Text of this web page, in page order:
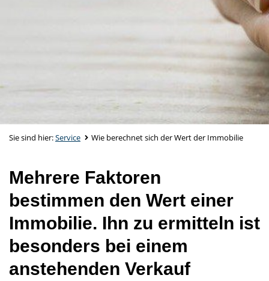
Sie sind hier:Service Wie berechnet sich der Wert der Immobilie
Mehrere Faktoren
bestimmen den Wert einer
Immobilie. Ihn zu ermitteln ist
besonders bei einem
anstehenden Verkauf